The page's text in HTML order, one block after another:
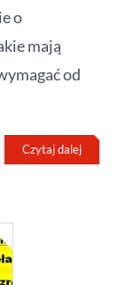
o
mają
od
Czytaj dalej